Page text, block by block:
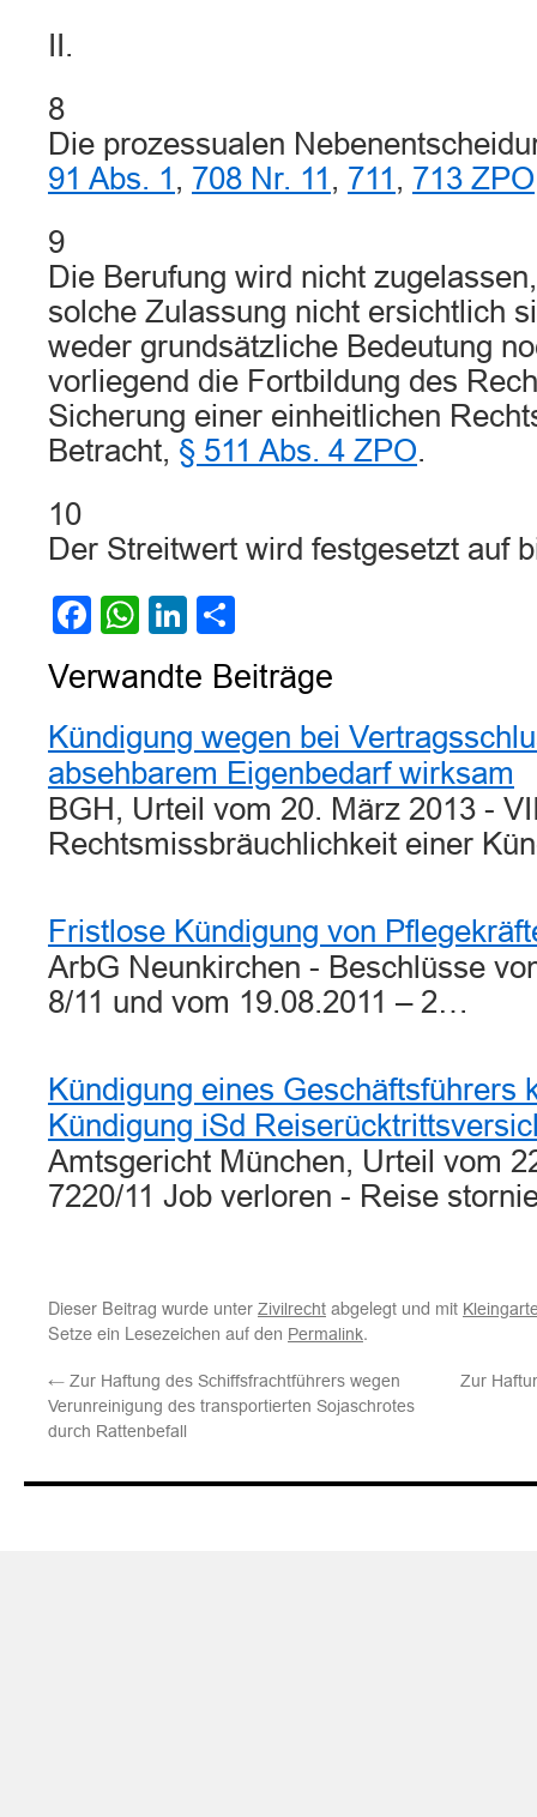
II.
8
Die prozessualen
91 Abs. 1 , 708 Nr. 11 , 711 , 713 ZPO
9
Die Berufung wird nicht
solche Zulassung nicht ersichtlich
weder grundsätzliche Bedeutung
vorliegend die Fortbildung des
Sicherung einer einheitlichen
Betracht, § 511 Abs. 4 ZPO.
10
Der Streitwert wird festgesetzt auf
Facebook
WhatsApp
LinkedIn
Verwandte Beiträge
Kündigung wegen bei
absehbarem Eigenbedarf wirksam
BGH, Urteil vom 20. März 2013 -
Rechtsmissbräuchlichkeit einer
Fristlose Kündigung von
ArbG Neunkirchen - Beschlüsse
8/11 und vom 19.08.2011 – 2…
Kündigung eines Geschäftsführers
Kündigung iSd
Amtsgericht München, Urteil vom
7220/11 Job verloren - Reise
Dieser Beitrag wurde unter Zivilrecht abgelegt und mit
Setze ein Lesezeichen auf den Permalink.
← Zur Haftung des Schiffsfrachtführers wegen
Verunreinigung des transportierten Sojaschrotes
durch Rattenbefall
Zur